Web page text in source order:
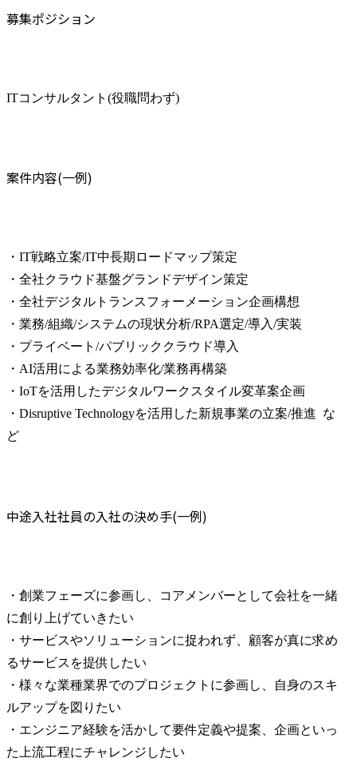
募集ポジション
ITコンサルタント(役職問わず)
案件内容(一例)
・IT戦略立案/IT中長期ロードマップ策定
・全社クラウド基盤グランドデザイン策定
・全社デジタルトランスフォーメーション企画構想
・業務/組織/システムの現状分析/RPA選定/導入/実装
・プライベート/パブリッククラウド導入
・AI活用による業務効率化/業務再構築
・IoTを活用したデジタルワークスタイル変革案企画
・Disruptive Technologyを活用した新規事業の立案/推進  な
ど
中途入社社員の入社の決め手(一例)
・創業フェーズに参画し、コアメンバーとして会社を一緒
に創り上げていきたい
・サービスやソリューションに捉われず、顧客が真に求め
るサービスを提供したい
・様々な業種業界でのプロジェクトに参画し、自身のスキ
ルアップを図りたい
・エンジニア経験を活かして要件定義や提案、企画といっ
た上流工程にチャレンジしたい